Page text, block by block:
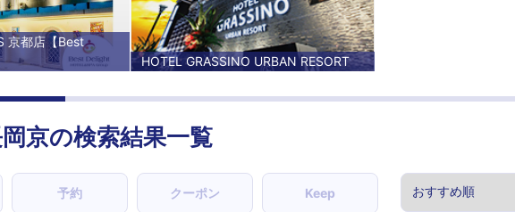
京都店【Best
HOTEL GRASSINO URBAN RESORT
京の検索結果一覧
予約 クーポン Keep